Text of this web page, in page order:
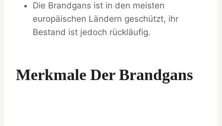
Die Brandgans ist in den meisten
europäischen Ländern geschützt, ihr
Bestand ist jedoch rückläufig.
Merkmale Der Brandgans